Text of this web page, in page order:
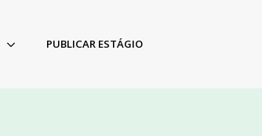
PUBLICAR ESTÁGIO